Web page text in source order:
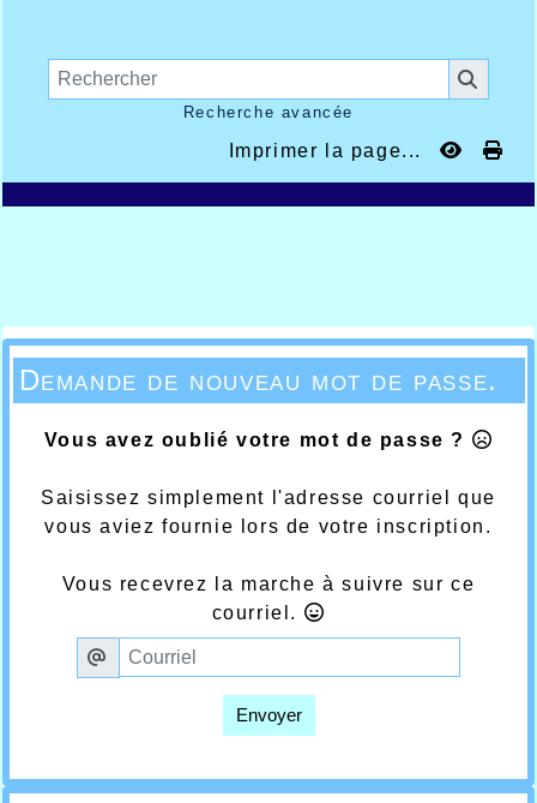
Recherche avancée
Imprimer la page...
Demande de nouveau mot de passe.
Vous avez oublié votre mot de passe ?
Saisissez simplement l'adresse courriel que
vous aviez fournie lors de votre inscription.
Vous recevrez la marche à suivre sur ce
courriel.
Envoyer